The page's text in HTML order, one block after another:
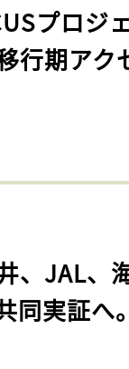
プロジ
行期アク
、JAL、
同実証へ